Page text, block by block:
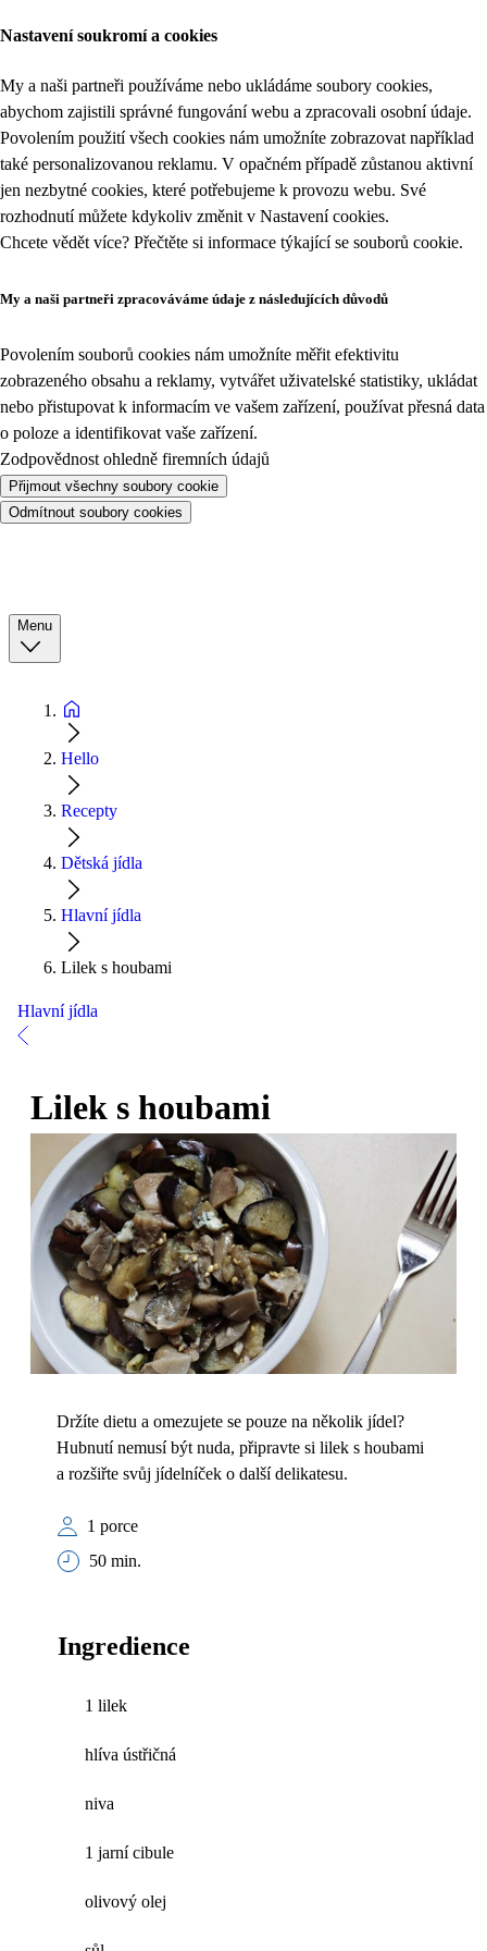
Nastavení soukromí a cookies
My a naši partneři používáme nebo ukládáme soubory cookies,
abychom zajistili správné fungování webu a zpracovali osobní údaje.
Povolením použití všech cookies nám umožníte zobrazovat například
také personalizovanou reklamu. V opačném případě zůstanou aktivní
jen nezbytné cookies, které potřebujeme k provozu webu. Své
rozhodnutí můžete kdykoliv změnit v Nastavení cookies.
Chcete vědět více? Přečtěte si informace týkající se souborů cookie.
My a naši partneři zpracováváme údaje z následujících důvodů
Povolením souborů cookies nám umožníte měřit efektivitu
zobrazeného obsahu a reklamy, vytvářet uživatelské statistiky, ukládat
nebo přistupovat k informacím ve vašem zařízení, používat přesná data
o poloze a identifikovat vaše zařízení.
Zodpovědnost ohledně firemních údajů
Přijmout všechny soubory cookie
Odmítnout soubory cookies
Menu
Hello
Recepty
Dětská jídla
Hlavní jídla
Lilek s houbami
Hlavní jídla
Lilek s houbami
Držíte dietu a omezujete se pouze na několik jídel?
Hubnutí nemusí být nuda, připravte si lilek s houbami
a rozšiřte svůj jídelníček o další delikatesu.
1 porce
50 min.
Ingredience
1 lilek
hlíva ústřičná
niva
1 jarní cibule
olivový olej